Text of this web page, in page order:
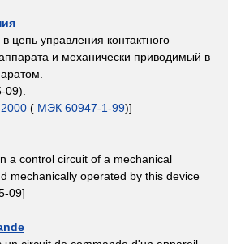
цепь управления контактного
и механически приводимый в
( МЭК 60947-1-99)]
a control circuit of a mechanical
mechanically operated by this device
09]